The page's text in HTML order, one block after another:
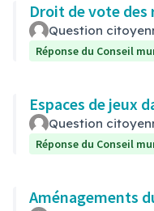
Droit de vote des
Question
Réponse du Conseil
Espaces de jeux
Question
Réponse du Conseil
Aménagements